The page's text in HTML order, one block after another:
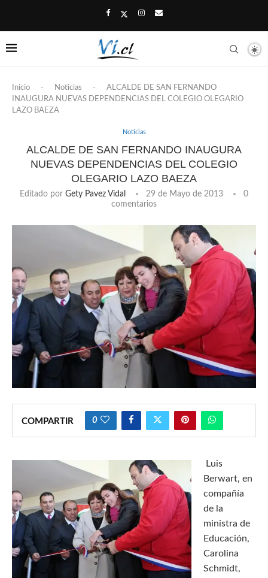
Inicio - Noticias -
ALCALDE DE SAN FERNANDO
INAUGURA NUEVAS DEPENDENCIAS DEL COLEGIO OLEGARIO
LAZO BAEZA
Noticias
ALCALDE DE SAN FERNANDO INAUGURA
NUEVAS DEPENDENCIAS DEL COLEGIO
OLEGARIO LAZO BAEZA
Editado por Gety Pavez Vidal 29 de Mayo de 2013
0
comentarios
COMPARTIR 0
Luis
Berwart, en
compañía
de la
ministra de
Educación,
Carolina
Schmidt,